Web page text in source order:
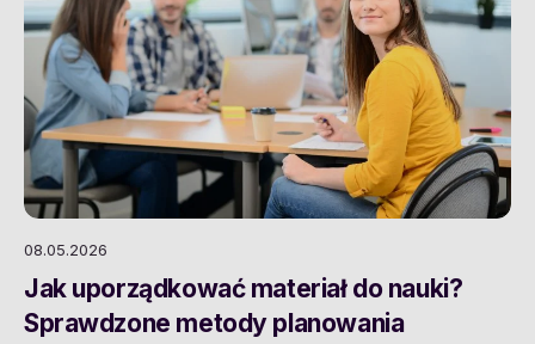
08.05.2026
Jak uporządkować materiał do nauki?
Sprawdzone metody planowania